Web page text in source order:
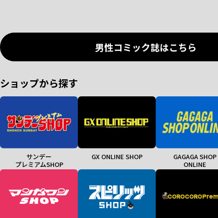
男性コミック誌はこちら
ショップから探す
サンデー
プレミアムSHOP
GX ONLINE SHOP
GAGAGA SHOP
ONLINE